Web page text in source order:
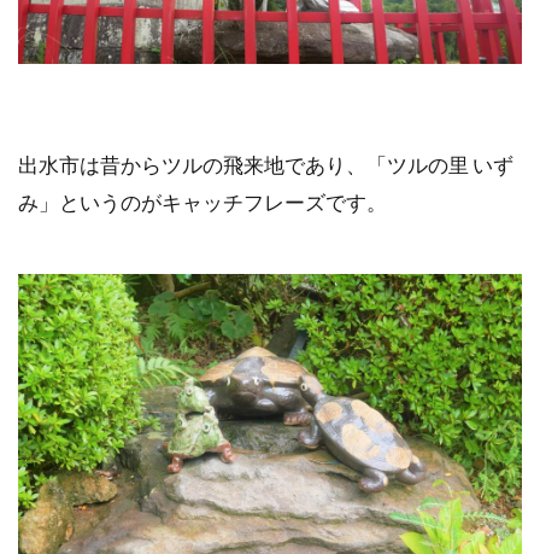
出水市は昔からツルの飛来地であり、「ツルの里 いず
み」というのがキャッチフレーズです。